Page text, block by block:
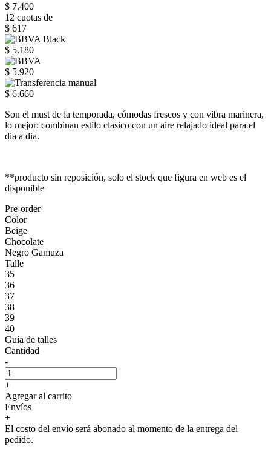
$ 7.400
12 cuotas de
$ 617
$ 5.180
$ 5.920
$ 6.660
Son el must de la temporada, cómodas frescos y con vibra marinera,
lo mejor: combinan estilo clasico con un aire relajado ideal para el
dia a dia.
**producto sin reposición, solo el stock que figura en web es el
disponible
Pre-order
Color
Beige
Chocolate
Negro Gamuza
Talle
35
36
37
38
39
40
Guía de talles
Cantidad
-
+
Agregar al carrito
Envíos
+
El costo del envío será abonado al momento de la entrega del
pedido.